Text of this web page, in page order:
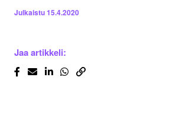
Julkaistu15.4.2020
Jaa artikkeli: